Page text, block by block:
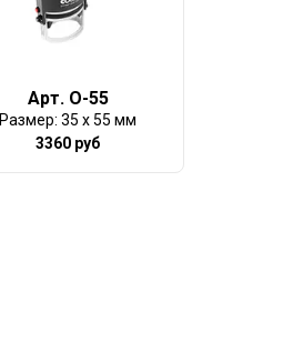
Арт. О-55
Размер: 35 x 55 мм
3360 руб